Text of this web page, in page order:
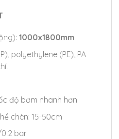
1000x1800mm
polyethylene (PE), PA
độ bơm nhanh hơn
chèn: 15-50cm
bar